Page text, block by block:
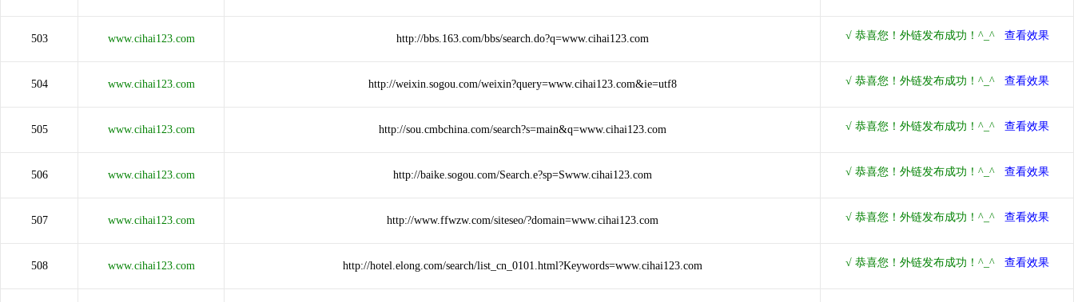
503 www.cihai123.com http://bbs.163.com/bbs/search.do?q=www.cihai123.com
504 www.cihai123.com http://weixin.sogou.com/weixin?query=www.cihai123.com&ie=utf8
505 www.cihai123.com http://sou.cmbchina.com/search?s=main&q=www.cihai123.com
506 www.cihai123.com http://baike.sogou.com/Search.e?sp=Swww.cihai123.com
507 www.cihai123.com http://www.ffwzw.com/siteseo/?domain=www.cihai123.com
508 www.cihai123.com http://hotel.elong.com/search/list_cn_0101.html?Keywords=www.cihai123.com